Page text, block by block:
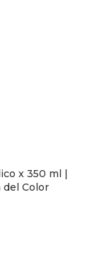
x 350 ml |
del Color